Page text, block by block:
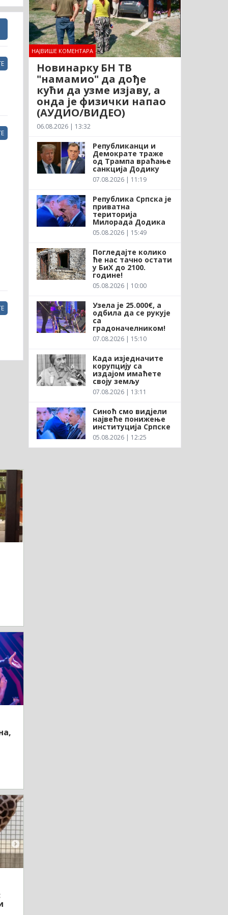
НАЈВИШЕ КОМЕНТАРА
Новинарку БН ТВ
"намамио" да дође
кући да узме изјаву, а
онда је физички напао
(АУДИО/ВИДЕО)
06.08.2026 | 13:32
Републиканци и
Демократе траже
од Трампа враћање
санкција Додику
07.08.2026 | 11:19
Република Српска је
приватна
територија
Милорада Додика
05.08.2026 | 15:49
Погледајте колико
ће нас тачно остати
у БиХ до 2100.
године!
05.08.2026 | 10:00
Узела је 25.000€, а
одбила да се рукује
са
градоначелником!
07.08.2026 | 15:10
Када изједначите
корупцију са
издајом имаћете
своју земљу
07.08.2026 | 13:11
Синоћ смо видјели
највеће понижење
институција Српске
05.08.2026 | 12:25